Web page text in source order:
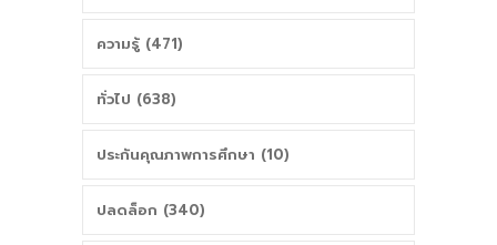
ความรู้ (471)
ทั่วไป (638)
ประกันคุณภาพการศึกษา (10)
ปลดล็อก (340)